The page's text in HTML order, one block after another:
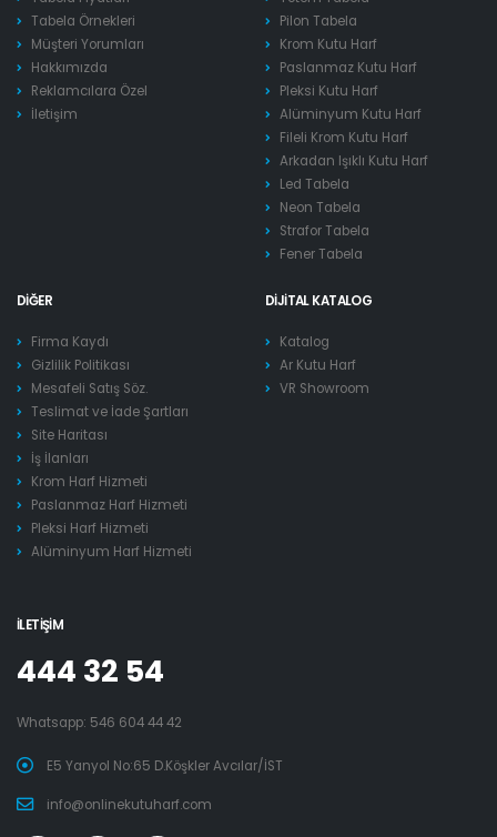
Tabela Örnekleri
Müşteri Yorumları
Hakkımızda
Reklamcılara Özel
İletişim
Pilon Tabela
Krom Kutu Harf
Paslanmaz Kutu Harf
Pleksi Kutu Harf
Alüminyum Kutu Harf
Fileli Krom Kutu Harf
Arkadan Işıklı Kutu Harf
Led Tabela
Neon Tabela
Strafor Tabela
Fener Tabela
DIĞER
Firma Kaydı
Gizlilik Politikası
Mesafeli Satış Söz.
Teslimat ve İade Şartları
Site Haritası
İş İlanları
Krom Harf Hizmeti
Paslanmaz Harf Hizmeti
Pleksi Harf Hizmeti
Alüminyum Harf Hizmeti
DIJITAL KATALOG
Katalog
Ar Kutu Harf
VR Showroom
İLETIŞIM
444 32 54
Whatsapp: 546 604 44 42
E5 Yanyol No:65 D.Köşkler Avcılar/İST
info@onlinekutuharf.com